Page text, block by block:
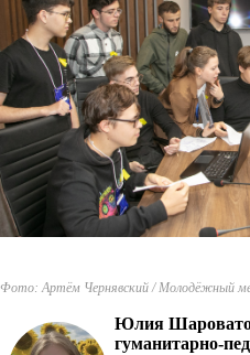
Фото: Артём Чернявский / Молодёжный
Юлия
гуманитарно-